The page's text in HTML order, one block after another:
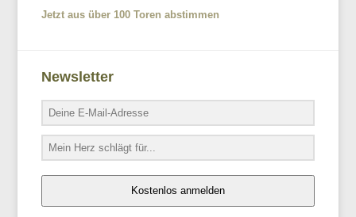
Jetzt aus über 100 Toren abstimmen
Newsletter
Kostenlos anmelden